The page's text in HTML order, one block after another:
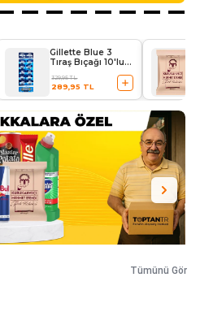
Gillette Blue 3
Tıraş Bıçağı 10'lu
Plus
329,95 TL
289,95 TL
Tümünü Gör